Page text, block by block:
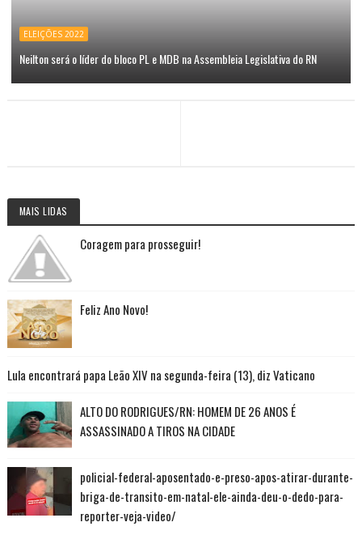
ELEIÇÕES 2022
Neilton será o líder do bloco PL e MDB na Assembleia Legislativa do RN
MAIS LIDAS
Coragem para prosseguir!
Feliz Ano Novo!
Lula encontrará papa Leão XIV na segunda-feira (13), diz Vaticano
ALTO DO RODRIGUES/RN: HOMEM DE 26 ANOS É
ASSASSINADO A TIROS NA CIDADE
policial-federal-aposentado-e-preso-apos-atirar-durante-
briga-de-transito-em-natal-ele-ainda-deu-o-dedo-para-
reporter-veja-video/